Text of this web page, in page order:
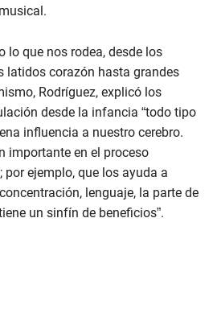
lo que nos rodea, desde los
latidos corazón hasta grandes
Rodríguez, explicó los
desde la infancia “todo tipo
influencia a nuestro cerebro.
importante en el proceso
ejemplo, que los ayuda a
lenguaje, la parte de
un sinfín de beneficios”.